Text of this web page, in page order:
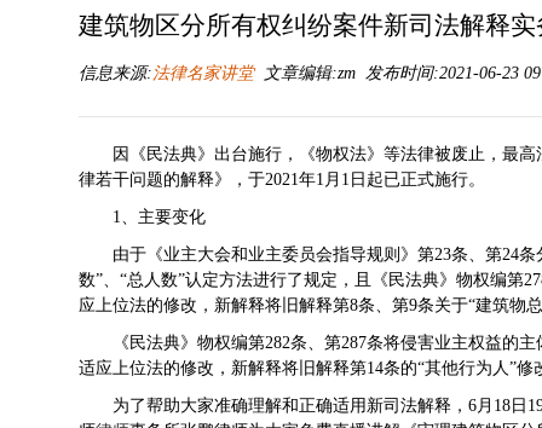
建筑物区分所有权纠纷案件新司法解释
信息来源:法律名家讲堂文章编辑:zm 发布时间:2021-06-23
因《民法典》出台施行，《物权法》等法律被废止，最
律若干问题的解释》，于2021年1月1日起已正式施行。
1、 主要变化
由于《业主大会和业主委员会指导规则》第23条、第24
数”、“总人数”认定方法进行了规定，且《民法典》物权编第
应上位法的修改，新解释将旧解释第8条、第9条关于“建筑物
《民法典》物权编第282条、第287条将侵害业主权益的
适应上位法的修改，新解释将旧解释第14条的“其他行为人”
为了帮助大家准确理解和正确适用新司法解释，6月18日